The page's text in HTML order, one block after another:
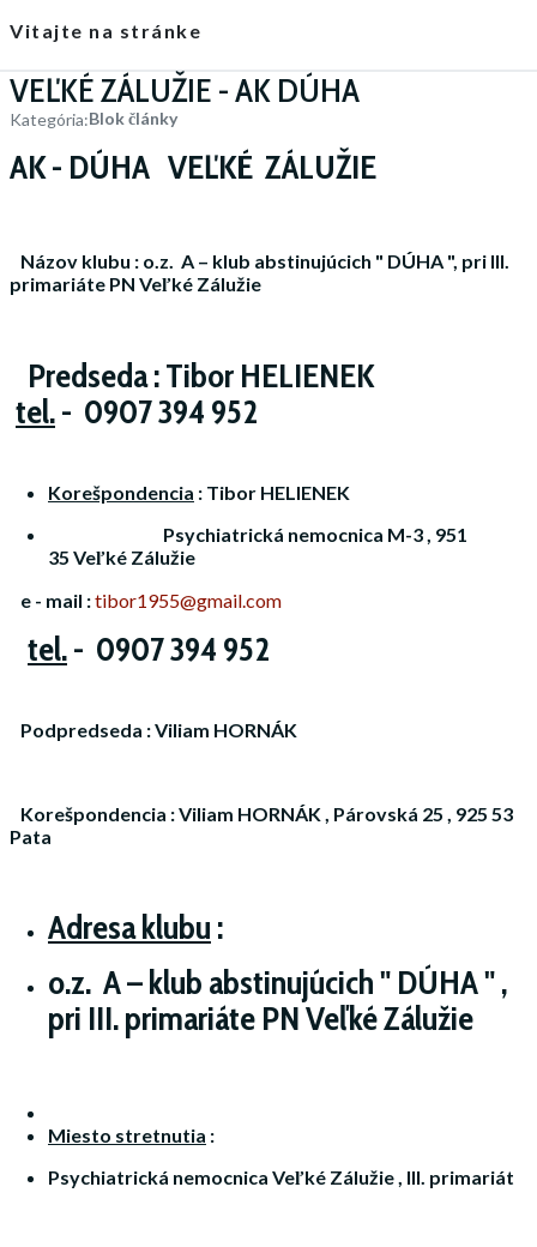
Vitajte na stránke
VEĽKÉ ZÁLUŽIE - AK DÚHA
Kategória:Blok články
AK - DÚHA VEĽKÉ ZÁLUŽIE
Názov klubu : o.z. A – klub abstinujúcich " DÚHA ", pri III.
primariáte PN Veľké Zálužie
Predseda : Tibor HELIENEK
tel.- 0907 394 952
Korešpondencia : Tibor HELIENEK
Psychiatrická nemocnica M-3 , 951
35 Veľké Zálužie
e - mail :tibor1955@gmail.com
tel.- 0907 394 952
Podpredseda : Viliam HORNÁK
Korešpondencia : Viliam HORNÁK , Párovská 25 , 925 53
Pata
Adresa klubu :
o.z. A – klub abstinujúcich " DÚHA " ,
pri III. primariáte PN Veľké Zálužie
Miesto stretnutia :
Psychiatrická nemocnica Veľké Zálužie , III. primariát